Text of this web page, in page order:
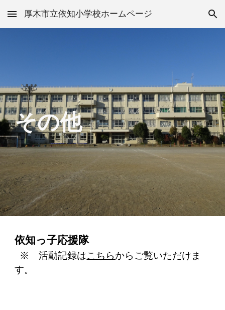
Skip to main content Skip to navigation
厚木市立依知小学校ホームページ
その他
依知っ子応援隊
※ 活動記録はこちらからご覧いただけま
す。